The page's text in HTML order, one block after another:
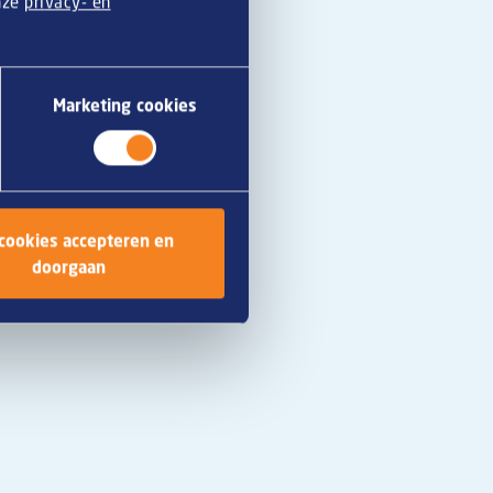
Marketing cookies
accepteren en
doorgaan
uitstekend, in
snel klaar en het